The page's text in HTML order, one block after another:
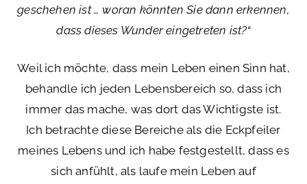
geschehen ist … woran könnten Sie dann erkennen,
dass dieses Wunder eingetreten ist?“
Weil ich möchte, dass mein Leben einen Sinn hat,
behandle ich jeden Lebensbereich so, dass ich
immer das mache, was dort das Wichtigste ist.
Ich betrachte diese Bereiche als die Eckpfeiler
meines Lebens und ich habe festgestellt, dass es
sich anfühlt, als laufe mein Leben auf